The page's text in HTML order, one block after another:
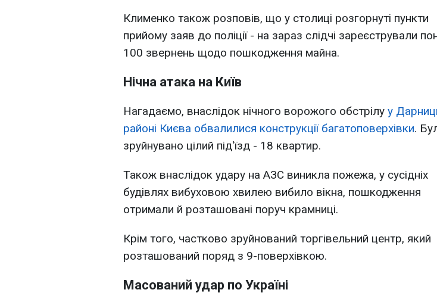
Клименко також розповів, що у столиці розгорнуті пункти
прийому заяв до поліції - на зараз слідчі зареєстрували
100 звернень щодо пошкодження майна.
Нічна атака на Київ
Нагадаємо, внаслідок нічного ворожого обстрілу у
районі Києва обвалилися конструкції багатоповерхівки.
зруйнувано цілий під'їзд - 18 квартир.
Також внаслідок удару на АЗС виникла пожежа, у сусідніх
будівлях вибуховою хвилею вибило вікна, пошкодження
отримали й розташовані поруч крамниці.
Крім того, частково зруйнований торгівельний центр, який
розташований поряд з 9-поверхівкою.
Масований удар по Україні